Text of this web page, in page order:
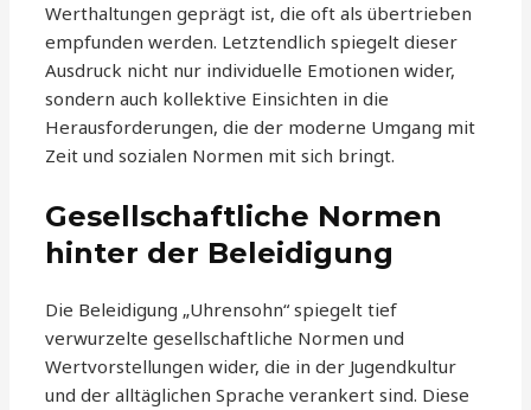
Werthaltungen geprägt ist, die oft als übertrieben
empfunden werden. Letztendlich spiegelt dieser
Ausdruck nicht nur individuelle Emotionen wider,
sondern auch kollektive Einsichten in die
Herausforderungen, die der moderne Umgang mit
Zeit und sozialen Normen mit sich bringt.
Gesellschaftliche Normen
hinter der Beleidigung
Die Beleidigung „Uhrensohn“ spiegelt tief
verwurzelte gesellschaftliche Normen und
Wertvorstellungen wider, die in der Jugendkultur
und der alltäglichen Sprache verankert sind. Diese